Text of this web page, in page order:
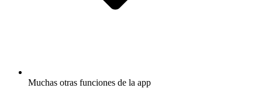
Muchas otras funciones de la app